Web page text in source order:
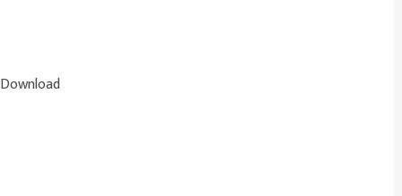
Download